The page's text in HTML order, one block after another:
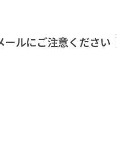
ールにご注意ください